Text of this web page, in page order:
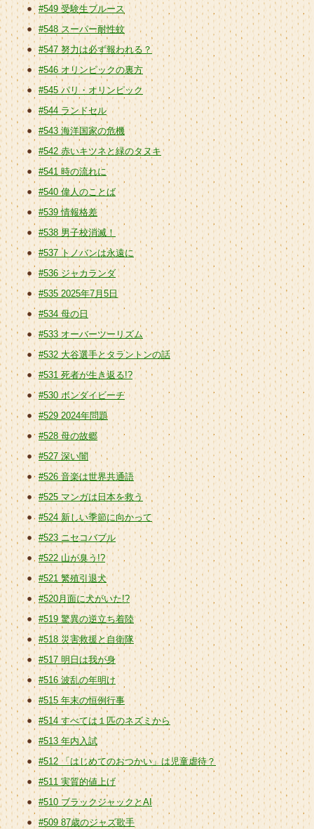
#549 受験生ブルース
#548 スーパー耐性蚊
#547 努力は必ず報われる？
#546 オリンピックの裏方
#545 パリ・オリンピック
#544 ランドセル
#543 海洋国家の危機
#542 赤いキツネと緑のタヌキ
#541 時の流れに
#540 偉人のことば
#539 情報格差
#538 男子校消滅！
#537 トノバンは永遠に
#536 ジャカランダ
#535 2025年7月5日
#534 母の日
#533 オーバーツーリズム
#532 大谷選手とタラントンの話
#531 死者が生き返る!?
#530 ボンダイビーチ
#529 2024年問題
#528 母の故郷
#527 深い闇
#526 音楽は世界共通語
#525 マンガは日本を救う
#524 新しい季節に向かって
#523 ニセコバブル
#522 山が臭う!?
#521 繁殖引退犬
#520月面に犬がいた!?
#519 驚異の逆立ち着陸
#518 災害救援と自衛隊
#517 明日は我が身
#516 波乱の年明け
#515 年末の恒例行事
#514 すべては１匹のネズミから
#513 年内入試
#512 「はじめてのおつかい」は児童虐待？
#511 実質的値上げ
#510 ブラックジャックとAI
#509 87歳のジャズ歌手